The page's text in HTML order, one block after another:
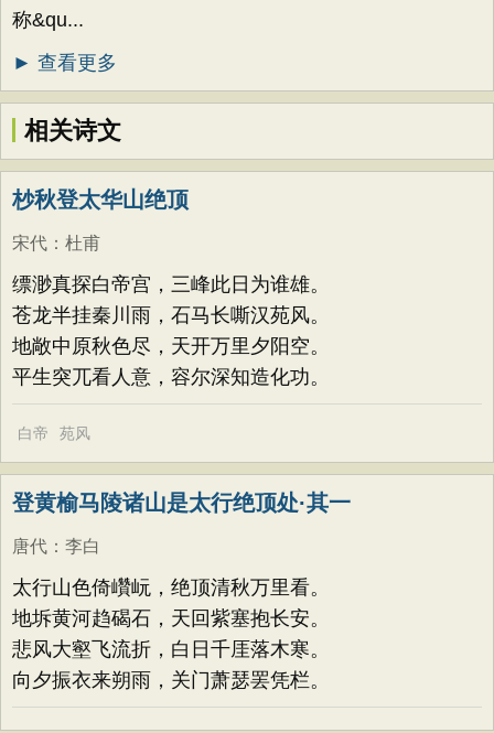
称&qu...
► 查看更多
相关诗文
杪秋登太华山绝顶
宋代 ： 杜甫
缥渺真探白帝宫，三峰此日为谁雄。
苍龙半挂秦川雨，石马长嘶汉苑风。
地敞中原秋色尽，天开万里夕阳空。
平生突兀看人意，容尔深知造化功。
白帝 苑风
登黄榆马陵诸山是太行绝顶处·其一
唐代 ： 李白
太行山色倚巑岏，绝顶清秋万里看。
地坼黄河趋碣石，天回紫塞抱长安。
悲风大壑飞流折，白日千厓落木寒。
向夕振衣来朔雨，关门萧瑟罢凭栏。